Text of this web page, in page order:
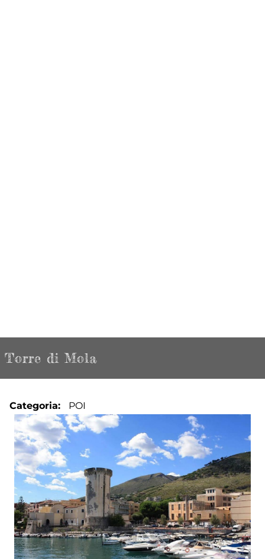
Torre di Mola
Categoria POI